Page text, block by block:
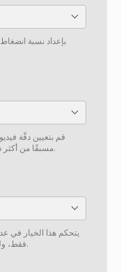
قم بتعيين دقّة
مسبقًا من أكثر درجات الدقّة شيوعاً أو إدخال دقّة مخصّصة يدوياً.
يتحكم هذا الخيار في
فقط، وليس مدّة إخراج الفيديو أو سرعة تشغيل الفيديو.